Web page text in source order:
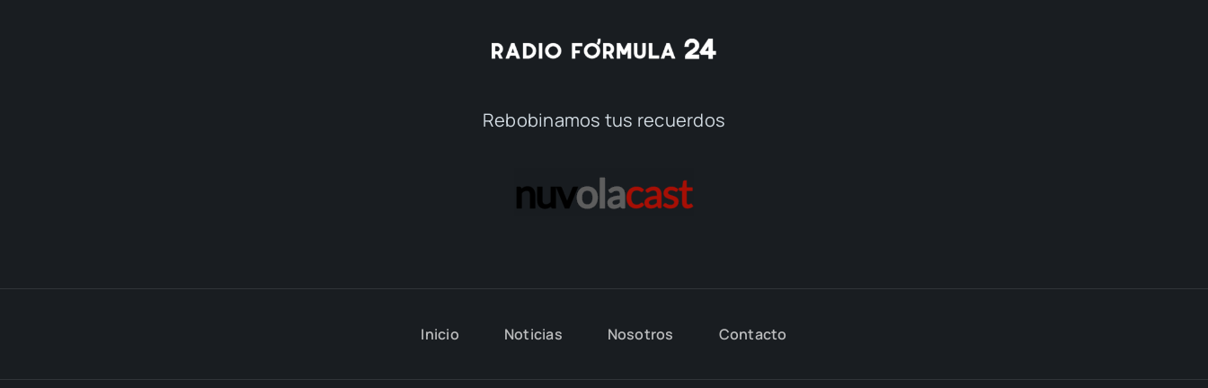
Rebobinamos tus recuerdos
Inicio Noticias Nosotros Contacto